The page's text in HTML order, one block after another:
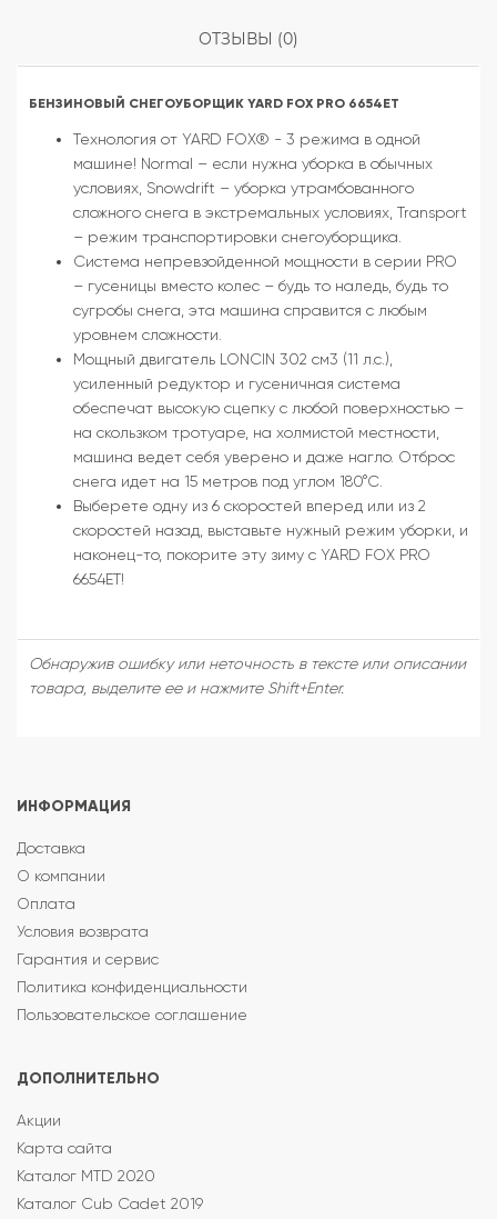
ОТЗЫВЫ (0)
БЕНЗИНОВЫЙ СНЕГОУБОРЩИК YARD FOX PRO 6654ET
Технология от YARD FOX® - 3 режима в одной
машине! Normal – если нужна уборка в обычных
условиях, Snowdrift – уборка утрамбованного
сложного снега в экстремальных условиях, Transport
– режим транспортировки снегоуборщика.
Система непревзойденной мощности в серии PRO
– гусеницы вместо колес – будь то наледь, будь то
сугробы снега, эта машина справится с любым
уровнем сложности.
Мощный двигатель LONCIN 302 см3 (11 л.с.),
усиленный редуктор и гусеничная система
обеспечат высокую сцепку с любой поверхностью –
на скользком тротуаре, на холмистой местности,
машина ведет себя уверено и даже нагло. Отброс
снега идет на 15 метров под углом 180°C.
Выберете одну из 6 скоростей вперед или из 2
скоростей назад, выставьте нужный режим уборки, и
наконец-то, покорите эту зиму с YARD FOX PRO
6654ET!
Обнаружив ошибку или неточность в тексте или описании
товара, выделите ее и нажмите Shift+Enter.
ИНФОРМАЦИЯ
Доставка
О компании
Оплата
Условия возврата
Гарантия и сервис
Политика конфиденциальности
Пользовательское соглашение
ДОПОЛНИТЕЛЬНО
Акции
Карта сайта
Каталог MTD 2020
Каталог Cub Cadet 2019